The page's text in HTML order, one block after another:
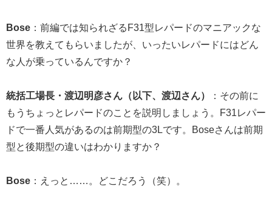
Bose ：前編では知られざるF31型レパードのマニアックな
世界を教えてもらいましたが、いったいレパードにはどん
な人が乗っているんですか？
統括工場長・渡辺明彦さん（以下、渡辺さん）
：その前に
もうちょっとレパードのことを説明しましょう。F31レパー
ドで一番人気があるのは前期型の3Lです。Boseさんは前期
型と後期型の違いはわかりますか？
Bose ：えっと……。どこだろう（笑）。